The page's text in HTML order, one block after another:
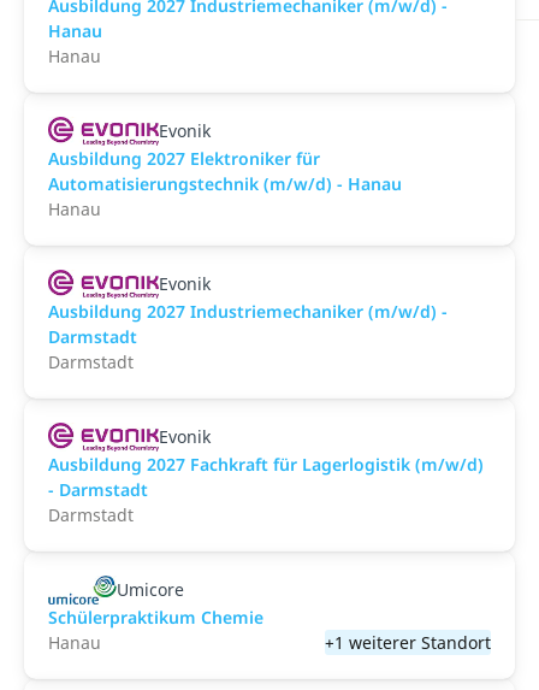
Ausbildung 2027 Industriemechaniker (m/w/d) -
Hanau
Hanau
Evonik
Ausbildung 2027 Elektroniker für
Automatisierungstechnik (m/w/d) - Hanau
Hanau
Evonik
Ausbildung 2027 Industriemechaniker (m/w/d) -
Darmstadt
Darmstadt
Evonik
Ausbildung 2027 Fachkraft für Lagerlogistik (m/w/d)
- Darmstadt
Darmstadt
Umicore
Schülerpraktikum Chemie
Hanau
+1 weiterer Standort